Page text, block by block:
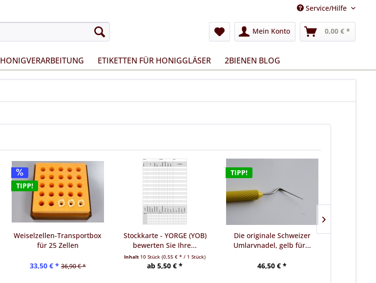
Service/Hilfe
Mein Konto 0,00 € *
HONIGVERARBEITUNG ETIKETTEN FÜR HONIGGLÄSER 2BIENEN BLOG
TIPP!
Weiselzellen-Transportbox
für 25 Zellen
33,50 € * 36,90 € *
Stockkarte - YORGE (YOB)
bewerten Sie Ihre...
Inhalt 10 Stück(0,55 € * / 1 Stück)
ab 5,50 € *
TIPP!
Die originale Schweizer
Umlarvnadel, gelb für...
46,50 € *